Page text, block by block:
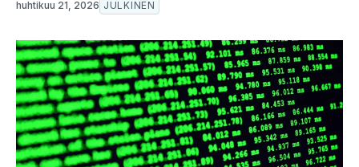
huhtikuu 21, 2026 JULKINEN